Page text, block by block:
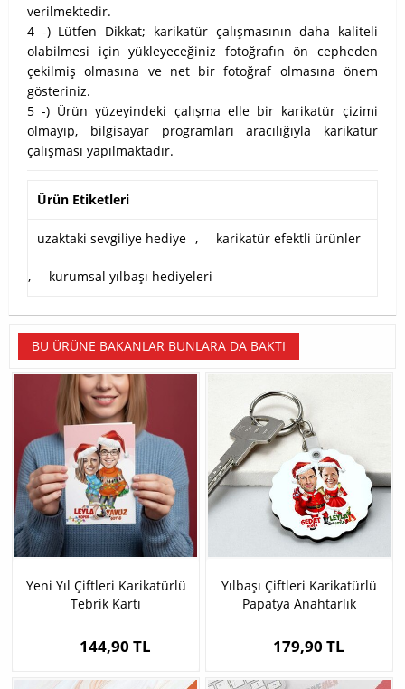
verilmektedir.
4 -) Lütfen Dikkat; karikatür çalışmasının daha kaliteli
olabilmesi için yükleyeceğiniz fotoğrafın ön cepheden
çekilmiş olmasına ve net bir fotoğraf olmasına önem
gösteriniz.
5 -) Ürün yüzeyindeki çalışma elle bir karikatür çizimi
olmayıp, bilgisayar programları aracılığıyla karikatür
çalışması yapılmaktadır.
Ürün Etiketleri
uzaktaki sevgiliye hediye , karikatür efektli ürünler
, kurumsal yılbaşı hediyeleri
BU ÜRÜNE BAKANLAR BUNLARA DA BAKTI
Yeni Yıl Çiftleri Karikatürlü
Tebrik Kartı
144,90 TL
Yılbaşı Çiftleri Karikatürlü
Papatya Anahtarlık
179,90 TL